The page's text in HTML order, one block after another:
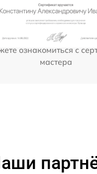
ознакомиться с
мастера